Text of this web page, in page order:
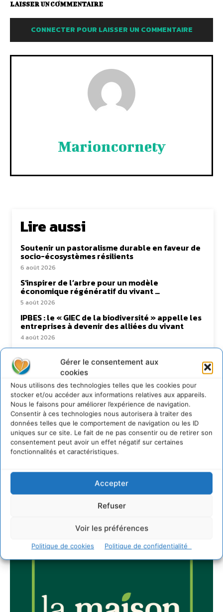
Gérer le consentement aux
cookies
Nous utilisons des technologies telles que les cookies pour
stocker et/ou accéder aux informations relatives aux appareils.
Nous le faisons pour améliorer l’expérience de navigation.
Consentir à ces technologies nous autorisera à traiter des
données telles que le comportement de navigation ou les ID
uniques sur ce site. Le fait de ne pas consentir ou de retirer son
consentement peut avoir un effet négatif sur certaines
fonctionnalités et caractéristiques.
Accepter
Refuser
Voir les préférences
Politique de cookies Politique de confidentialité
LAISSER UN COMMENTAIRE
CONNECTER POUR LAISSER UN COMMENTAIRE
Marioncornety
Lire aussi
Soutenir un pastoralisme durable en faveur de
socio-écosystèmes résilients
6 août 2026
S’inspirer de l’arbre pour un modèle
économique régénératif du vivant …
5 août 2026
IPBES : le « GIEC de la biodiversité » appelle les
entreprises à devenir des alliées du vivant
4 août 2026
hydrique et déréglé tout le territoire (2020-
2026)
2 août 2026
Newsletter
JE M'ABONNE